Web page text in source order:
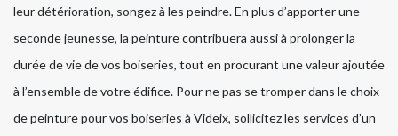
leur détérioration, songez à les peindre. En plus d’apporter une
seconde jeunesse, la peinture contribuera aussi à prolonger la
durée de vie de vos boiseries, tout en procurant une valeur ajoutée
à l’ensemble de votre édifice. Pour ne pas se tromper dans le choix
de peinture pour vos boiseries à Videix, sollicitez les services d’un